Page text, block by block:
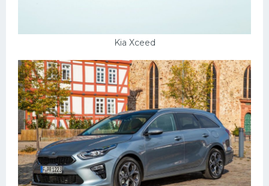
Kia Xceed
Ниссан
Пежо
Ауди
Гараж
Русские авто
Вольво